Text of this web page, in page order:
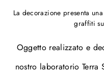
La decorazione presenta
graffiti
Oggetto realizzato e
nostro laboratorio Terra